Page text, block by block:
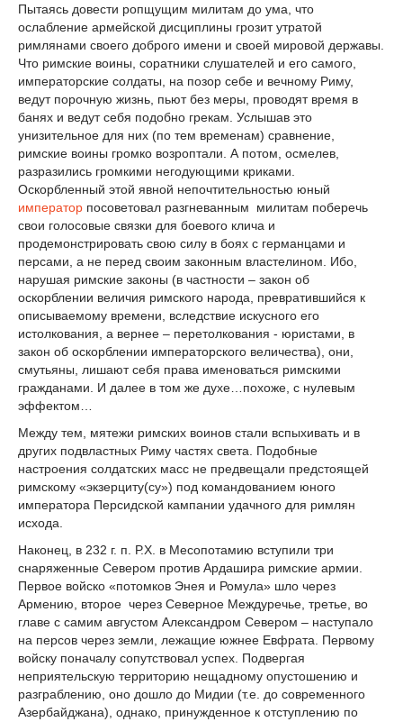
Пытаясь довести ропщущим милитам до ума, что
ослабление армейской дисциплины грозит утратой
римлянами своего доброго имени и своей мировой державы.
Что римские воины, соратники слушателей и его самого,
императорские солдаты, на позор себе и вечному Риму,
ведут порочную жизнь, пьют без меры, проводят время в
банях и ведут себя подобно грекам. Услышав это
унизительное для них (по тем временам) сравнение,
римские воины громко возроптали. А потом, осмелев,
разразились громкими негодующими криками.
Оскорбленный этой явной непочтительностью юный
император посоветовал разгневанным милитам поберечь
свои голосовые связки для боевого клича и
продемонстрировать свою силу в боях с германцами и
персами, а не перед своим законным властелином. Ибо,
нарушая римские законы (в частности – закон об
оскорблении величия римского народа, превратившийся к
описываемому времени, вследствие искусного его
истолкования, а вернее – перетолкования - юристами, в
закон об оскорблении императорского величества), они,
смутьяны, лишают себя права именоваться римскими
гражданами. И далее в том же духе…похоже, с нулевым
эффектом…
Между тем, мятежи римских воинов стали вспыхивать и в
других подвластных Риму частях света. Подобные
настроения солдатских масс не предвещали предстоящей
римскому «экзерциту(су») под командованием юного
императора Персидской кампании удачного для римлян
исхода.
Наконец, в 232 г. п. Р.Х. в Месопотамию вступили три
снаряженные Севером против Ардашира римские армии.
Первое войско «потомков Энея и Ромула» шло через
Армению, второе через Северное Междуречье, третье, во
главе с самим августом Александром Севером – наступало
на персов через земли, лежащие южнее Евфрата. Первому
войску поначалу сопутствовал успех. Подвергая
неприятельскую территорию нещадному опустошению и
разграблению, оно дошло до Мидии (т.е. до современного
Азербайджана), однако, принужденное к отступлению по